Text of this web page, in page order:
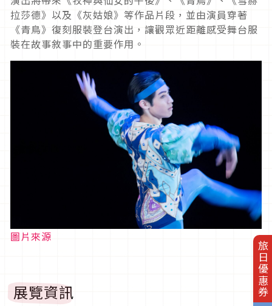
旅日優惠券
拉莎德》以及《灰姑娘》等作品片段，並由演員穿著
《青鳥》復刻服裝登台演出，讓觀眾近距離感受舞台服
裝在故事敘事中的重要作用。
圖片來源
展覽資訊